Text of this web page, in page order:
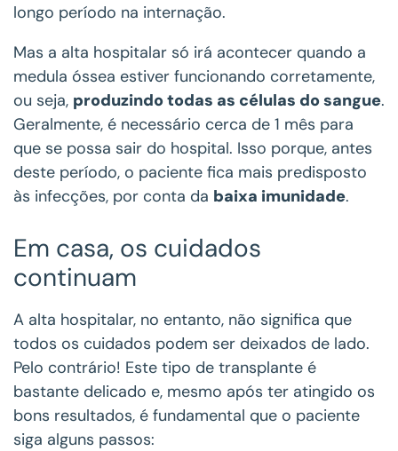
longo período na internação.
Mas a alta hospitalar só irá acontecer quando a
medula óssea estiver funcionando corretamente,
ou seja, produzindo todas as células do sangue.
Geralmente, é necessário cerca de 1 mês para
que se possa sair do hospital. Isso porque, antes
deste período, o paciente fica mais predisposto
às infecções, por conta da baixa imunidade.
Em casa, os cuidados
continuam
A alta hospitalar, no entanto, não significa que
todos os cuidados podem ser deixados de lado.
Pelo contrário! Este tipo de transplante é
bastante delicado e, mesmo após ter atingido os
bons resultados, é fundamental que o paciente
siga alguns passos: